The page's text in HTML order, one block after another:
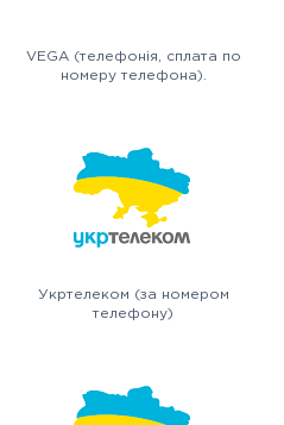
VEGA (телефонія, сплата по
номеру телефона).
Укртелеком (за номером
телефону)